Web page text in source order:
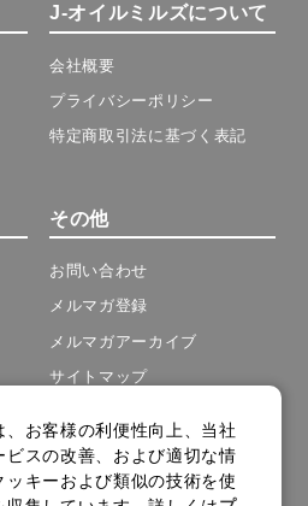
J-オイルミルズについて
会社概要
プライバシーポリシー
特定商取引法に基づく表記
その他
お問い合わせ
メルマガ登録
メルマガアーカイブ
サイトマップ
お客様の利便性向上、当社
ビスの改善、および適切な情
キーおよび類似の技術を使